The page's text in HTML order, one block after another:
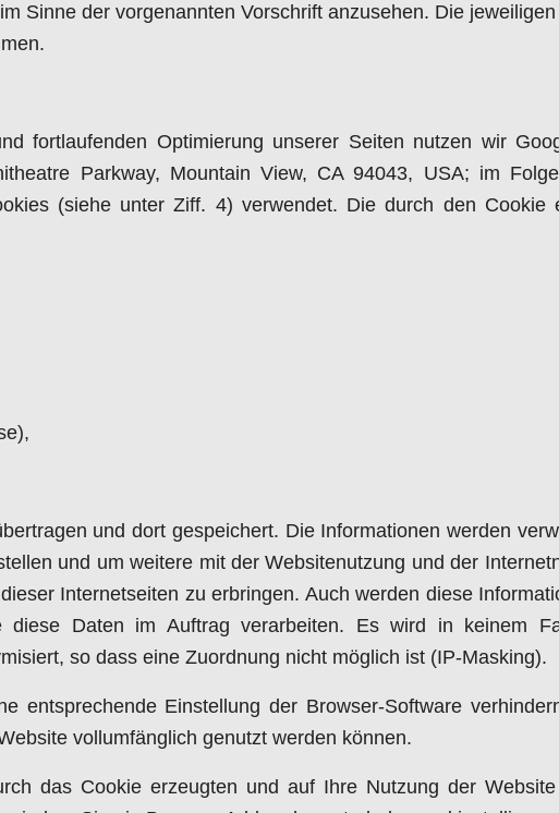
Sinne der vorgenannten Vorschrift anzusehen. Die
fortlaufenden Optimierung unserer Seiten nutzen wir
Parkway, Mountain View, CA 94043, USA; im
(siehe unter Ziff. 4) verwendet. Die durch den
und dort gespeichert. Die Informationen werden
und um weitere mit der Websitenutzung und der
Internetseiten zu erbringen. Auch werden diese
diese Daten im Auftrag verarbeiten. Es wird in keinem
so dass eine Zuordnung nicht möglich ist (IP-Masking).
entsprechende Einstellung der Browser-Software
vollumfänglich genutzt werden können.
das Cookie erzeugten und auf Ihre Nutzung der